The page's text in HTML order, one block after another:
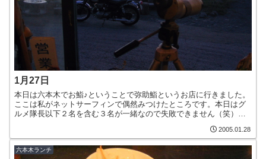
1月27日
本日は六本木でお鮨♪ということで弥助鮨というお店に行きました。
ここは私がネットサーフィンで偶然みつけたところです。本日はグ
ルメ隊長以下２名を含む３名が一緒なので失敗できません（笑）で
2005.01.28
六本木ランチ